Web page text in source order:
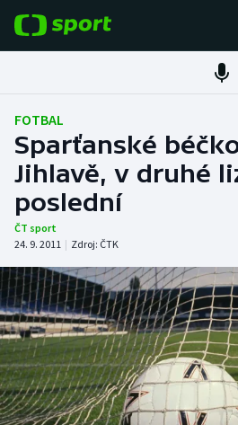
Fotbal
Hokej
Tenis
Atletika
Cyklistika
DALŠÍ SPORTY
Americký fotbal
Baseball a softbal
NEPŘEHLÉDNĚTE
Soutěže
FOTBAL
Sparťanské
Jihlavě, v druhé
poslední
ČT sport
24. 9. 2011 | Zdroj: ČTK